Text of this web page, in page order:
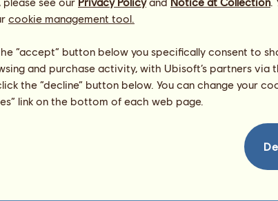
cookie management tool.
“accept” button below you specifically consent to
and purchase activity, with Ubisoft’s partners via
the “decline” button below. You can change your
link on the bottom of each web page.